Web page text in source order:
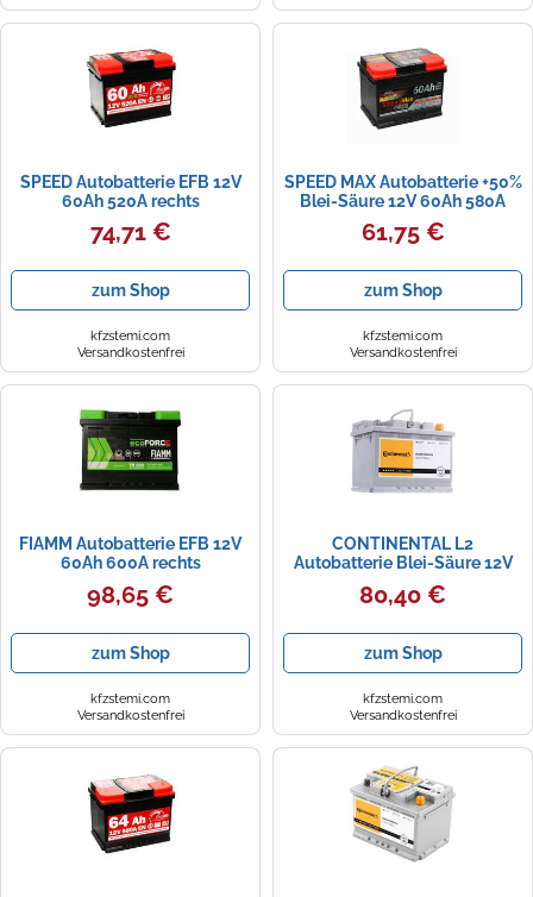
SPEED Autobatterie EFB 12V
60Ah 520A rechts
242x175x190 mm 7901699
74,71 €
zum Shop
kfzstemi.com
Versandkostenfrei
SPEED MAX Autobatterie +50%
Blei-Säure 12V 60Ah 580A
rechts 242x175x190 mm
61,75 €
zum Shop
kfzstemi.com
Versandkostenfrei
FIAMM Autobatterie EFB 12V
60Ah 600A rechts
242x175x190 mm 7906192
98,65 €
zum Shop
kfzstemi.com
Versandkostenfrei
CONTINENTAL L2
Autobatterie Blei-Säure 12V
65Ah 640A rechts
242x175x190 mm
80,40 €
zum Shop
kfzstemi.com
Versandkostenfrei